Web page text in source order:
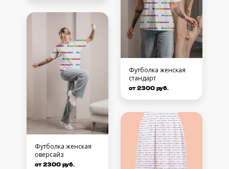
Футболка женская
оверсайз
от 2300 руб.
Футболка женская
стандарт
от 2300 руб.